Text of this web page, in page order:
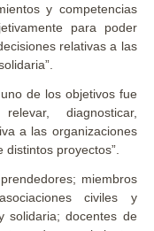
y competencias
para poder
relativas a las
de los objetivos fue
diagnosticar,
a las organizaciones
proyectos”.
miembros
civiles y
solidaria; docentes de